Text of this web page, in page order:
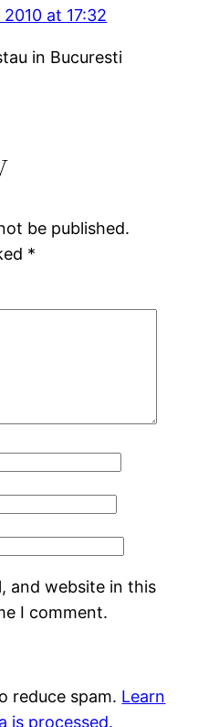
at 17:32
in Bucuresti
be published.
*
and website in this
I comment.
reduce spam. Learn
is processed.